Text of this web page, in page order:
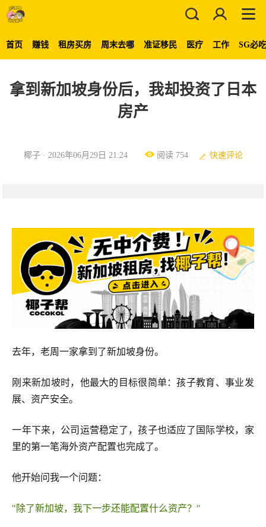
首页 赚钱 租房买房 周末去哪 准证移民 医疗 工作 SG必
拿到新加坡身份后，我却投资了日本
房产
椰子 · 2026年06月29日 21:24 阅读 754 快速评论
去年，老周一家拿到了新加坡身份。
刚来新加坡时，他最大的目标很简单：孩子教育、事业发
展、资产安全。
一年下来，公司运营稳定了，孩子也适应了国际学校，家
里的第一笔海外资产配置也完成了。
他开始问我一个问题：
"除了新加坡，我下一步还能配置什么资产？"